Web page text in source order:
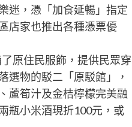
迷，憑「加食延暢」指定
店家也推出各種憑票優
原住民服飾，提供民眾穿
選物的駁二「原駁館」，
蘆筍汁及金桔檸檬完美融
瓶小米酒現折100元，或